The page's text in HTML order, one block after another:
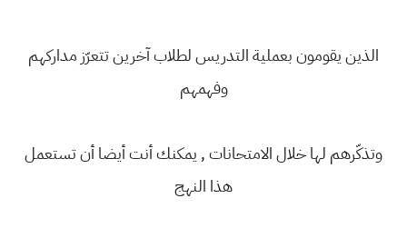
الذين يقومون بعملية التدريس لطلاب آخرين تتعرّز مداركهم
وفهمهم
وتذكّرهم لها خلال الامتحانات , يمكنك أنت أيضا أن تستعمل
هذا النهج